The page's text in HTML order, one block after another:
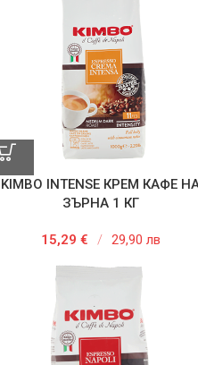
KIMBO INTENSE КРЕМ КАФЕ
ЗЪРНА 1 КГ
15,29 € / 29,90 лв